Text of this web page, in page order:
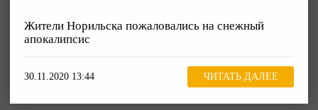
Жители Норильска пожаловались на снежный
апокалипсис
30.11.2020 13:44 ЧИТАТЬ ДАЛЕЕ